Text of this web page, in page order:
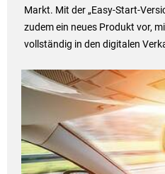
Markt. Mit der „Easy-Start-
zudem ein neues Produkt vor,
vollständig in den digitalen